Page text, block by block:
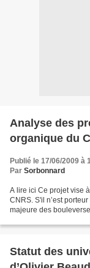
Analyse des
organique du
Publié le 17/06/2009 à
Par Sorbonnard
A lire ici Ce projet vise
CNRS. S'il n’est
majeure des
Statut des